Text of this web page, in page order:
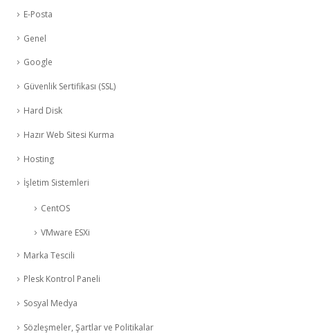
E-Posta
Genel
Google
Güvenlik Sertifikası (SSL)
Hard Disk
Hazır Web Sitesi Kurma
Hosting
İşletim Sistemleri
CentOS
VMware ESXi
Marka Tescili
Plesk Kontrol Paneli
Sosyal Medya
Sözleşmeler, Şartlar ve Politikalar